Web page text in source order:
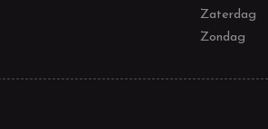
Zaterdag
Zondag